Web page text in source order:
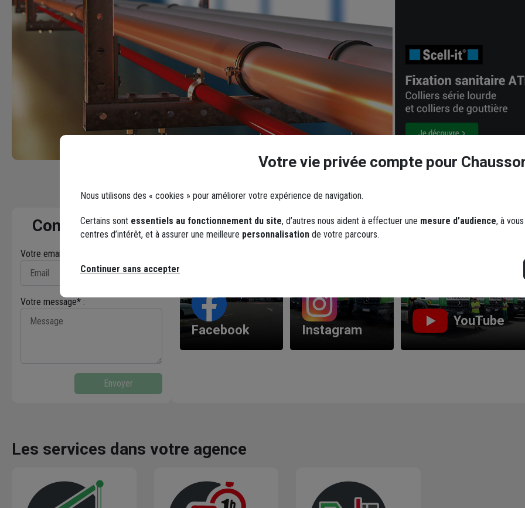
Contactez-nous
Votre email* :
Votre message* :
Envoyer
Les réseaux sociaux
Facebook Instagram
YouTube
Les services dans votre agence
Votre vie privée compte pour
Nous utilisons des « cookies » pour améliorer votre expérience de navigation.
Certains sont essentiels au fonctionnement du site, d’autres nous aident à effectuer une mesure d’audience, à
centres d’intérêt, et à assurer une meilleure personnalisation de votre parcours.
Continuer sans accepter